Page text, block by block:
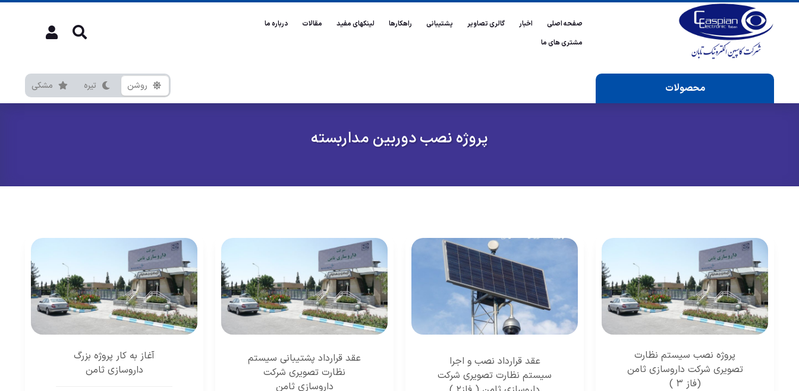
صفحه اصلی اخبار گالری تصاویر پشتیبانی راهکارها لینکهای مفید مقالات
درباره ما
مشتری های ما
محصولات روشن تیره مشکی
پروژه نصب دوربين مداربسته
پروژه نصب سیستم نظارت
تصویری شرکت داروسازی ثامن
(فاز ۳ )
عقد قرارداد نصب و اجرا
سیستم نظارت تصویری شرکت
عقد قرارداد پشتیبانی سیستم
نظارت تصویری شرکت
داروسازی ثامن
آغاز به کار پروژه بزرگ
داروسازى ثامن